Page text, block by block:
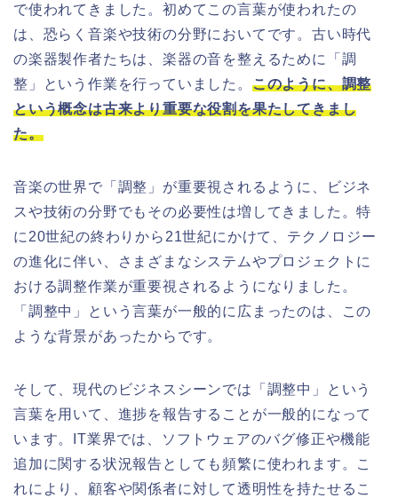
で使われてきました。初めてこの言葉が使われたの
は、恐らく音楽や技術の分野においてです。古い時代
の楽器製作者たちは、楽器の音を整えるために「調
整」という作業を行っていました。 このように、調整
という概念は古来より重要な役割を果たしてきまし
た。
音楽の世界で「調整」が重要視されるように、ビジネ
スや技術の分野でもその必要性は増してきました。特
に20世紀の終わりから21世紀にかけて、テクノロジー
の進化に伴い、さまざまなシステムやプロジェクトに
おける調整作業が重要視されるようになりました。
「調整中」という言葉が一般的に広まったのは、この
ような背景があったからです。
そして、現代のビジネスシーンでは「調整中」という
言葉を用いて、進捗を報告することが一般的になって
います。IT業界では、ソフトウェアのバグ修正や機能
追加に関する状況報告としても頻繁に使われます。こ
れにより、顧客や関係者に対して透明性を持たせるこ